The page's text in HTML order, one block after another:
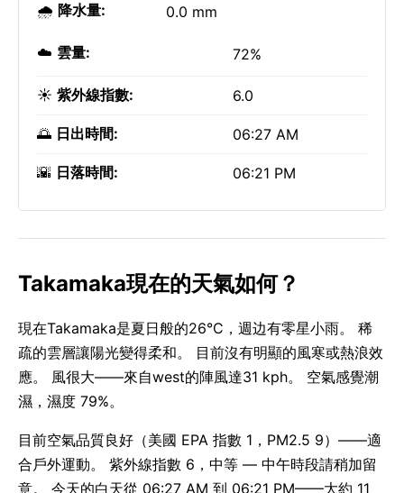
🌧️ 降水量: 0.0 mm
☁️ 雲量: 72%
☀️ 紫外線指數: 6.0
🌅 日出時間: 06:27 AM
🌇 日落時間: 06:21 PM
Takamaka現在的天氣如何？
現在Takamaka是夏日般的26°C，週边有零星小雨。 稀
疏的雲層讓陽光變得柔和。 目前沒有明顯的風寒或熱浪效
應。 風很大——來自west的陣風達31 kph。 空氣感覺潮
濕，濕度 79%。
目前空氣品質良好（美國 EPA 指數 1，PM2.5 9）——適
合戶外運動。 紫外線指數 6，中等 — 中午時段請稍加留
意。 今天的白天從 06:27 AM 到 06:21 PM——大約 11